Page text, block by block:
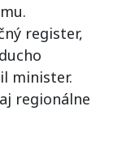
register,
minister.
regionálne